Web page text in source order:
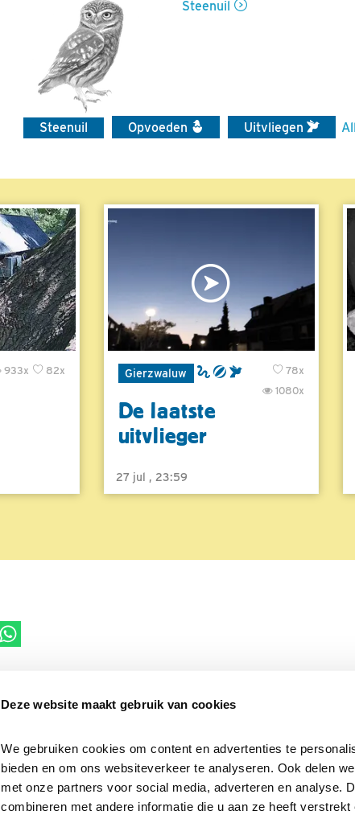
Deze website maakt gebruik van cookies
We gebruiken cookies om content en advertenties te
bieden en om ons websiteverkeer te analyseren. Ook delen
met onze partners voor social media, adverteren en analyse.
combineren met andere informatie die u aan ze heeft
Steenuil
Steenuil Opvoeden Uitvliegen
82x
933x Gierzwaluw
78x
1080x
De laatste
uitvlieger
27 jul , 23:59